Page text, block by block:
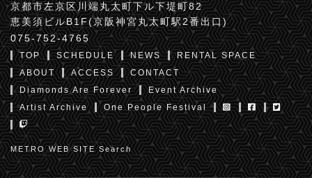
京都市左京区川端丸太町下ル下堤町82
恵美須ビルB1F(京阪神宮丸太町駅2番出口)
075-752-4765
TOP SCHEDULE NEWS
RENTAL SPACE
ABOUT
ACCESS
CONTACT
Diamonds Are Forever
Event Archive
Artist Archive
One People Festival
METRO WEB SITE Search